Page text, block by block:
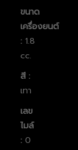
ขนาด
เครื่องยนต์
: 1.8
cc.
สี :
เทา
เลข
ไมล์
: 0